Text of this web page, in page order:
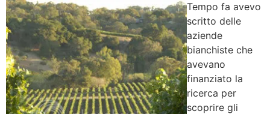
Tempo fa avevo
scritto delle
aziende
bianchiste che
avevano
finanziato la
ricerca per
scoprire gli